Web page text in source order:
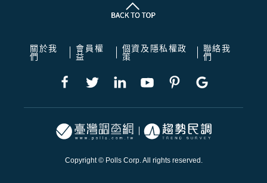
關於我
們
會員權
益
個資及隱私權政
策
聯絡我
們
Copyright © Polls Corp. All rights reserved.